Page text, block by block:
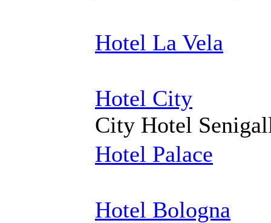
Hotel La Vela
Hotel City
City Hotel
Hotel Palace
Hotel Bologna